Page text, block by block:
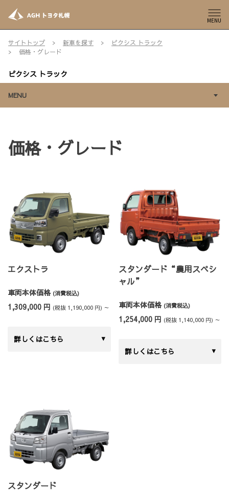
MENU
サイトトップ 新車を探す
ピクシス トラック
価格・グレード
ピクシス トラック
MENU
価格・グレード
エクストラ
車両本体価格 (消費税込)
1,309,000 円 (税抜 1,190,000 円) ～
詳しくはこちら
スタンダード“農用スペシ
ャル”
車両本体価格 (消費税込)
1,254,000 円 (税抜 1,140,000 円) ～
詳しくはこちら
スタンダード